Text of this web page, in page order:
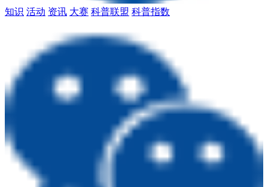
知识 活动 资讯 大赛 科普联盟 科普指数